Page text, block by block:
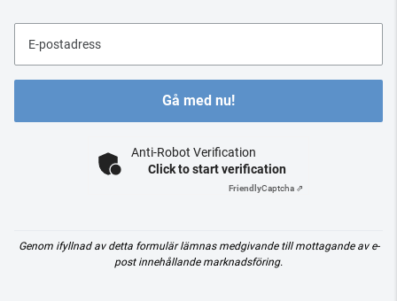
E-postadress
Gå med nu!
Anti-Robot Verification
Click to start verification
FriendlyCaptcha ⇗
Genom ifyllnad av detta formulär lämnas medgivande till mottagande av e-
post innehållande marknadsföring.